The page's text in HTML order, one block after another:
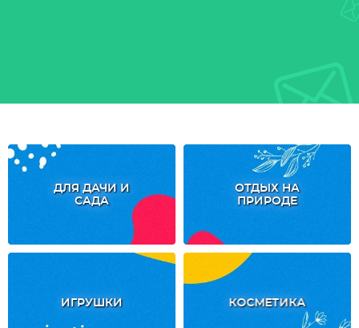
ДЛЯ ДАЧИ И
САДА
ОТДЫХ НА
ПРИРОДЕ
ИГРУШКИ КОСМЕТИКА